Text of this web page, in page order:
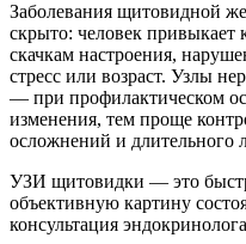
Заболевания щитовидной
скрыто: человек привыкает
скачкам настроения,
стресс или возраст. Узлы
— при профилактическом
изменения, тем проще
осложнений и длительного
УЗИ щитовидки — это
объективную картину
консультация